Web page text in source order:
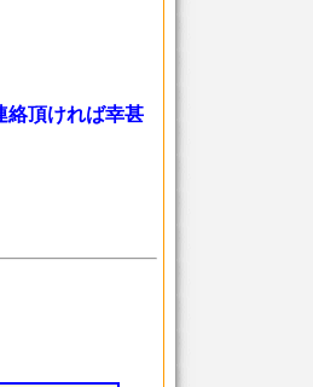
絡頂ければ幸甚